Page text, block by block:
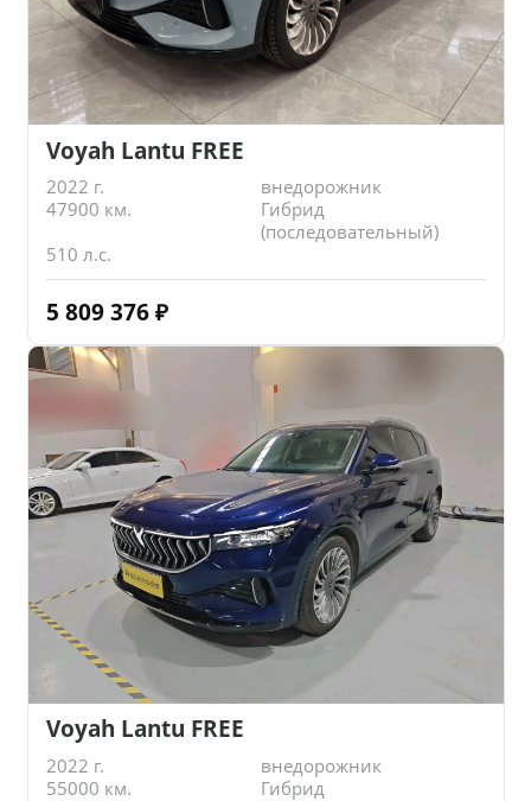
Voyah Lantu FREE
2022 г.
внедорожник
47900 км.
Гибрид
(последовательный)
510 л.с.
5 809 376 ₽
Voyah Lantu FREE
2022 г.
внедорожник
55000 км.
Гибрид